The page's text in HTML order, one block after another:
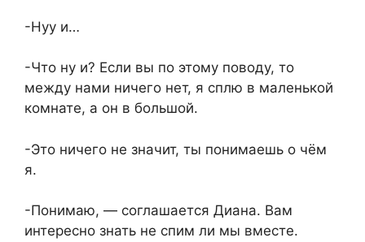
-Нуу и…
-Что ну и? Если вы по этому поводу, то
между нами ничего нет, я сплю в маленькой
комнате, а он в большой.
-Это ничего не значит, ты понимаешь о чём
я.
-Понимаю, — соглашается Диана. Вам
интересно знать не спим ли мы вместе.